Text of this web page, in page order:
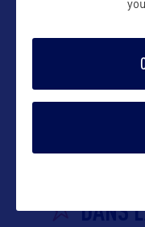
VOIR LE SITE
DANS